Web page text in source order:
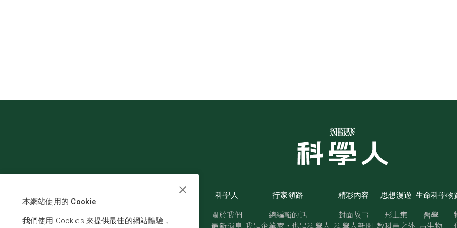
科學人
關於我們
最新消息
行家領路
總編輯的話
我是企業家，也是科學人
精彩內容
封面故事
科學人新聞
思想漫遊
形上集
教科書之外
生命科學
醫學
古生物
物
本網站使用的 Cookie
我們使用 Cookies 來提供最佳的網站體驗，